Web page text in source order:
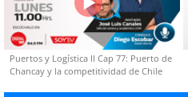
Puertos y Logística II Cap 77: Puerto de
Chancay y la competitividad de Chile